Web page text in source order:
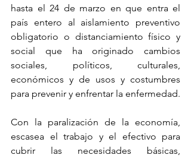
hasta el 24 de marzo en que entra el
país entero al aislamiento preventivo
obligatorio o distanciamiento físico y
social que ha originado cambios
sociales, políticos, culturales,
económicos y de usos y costumbres
para prevenir y enfrentar la enfermedad.
Con la paralización de la economía,
escasea el trabajo y el efectivo para
cubrir las necesidades básicas,